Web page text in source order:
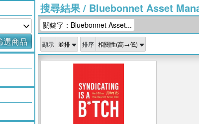
選商品
搜尋結果/ Bluebonnet Asset
關鍵字：Bluebonnet Asset...
顯示 排序